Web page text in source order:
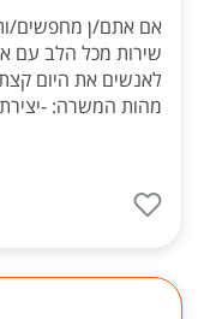
אם אתם/ן מחפשים/
שירות מכל הלב עם
לאנשים את היום
מהות המשרה: -יצירת